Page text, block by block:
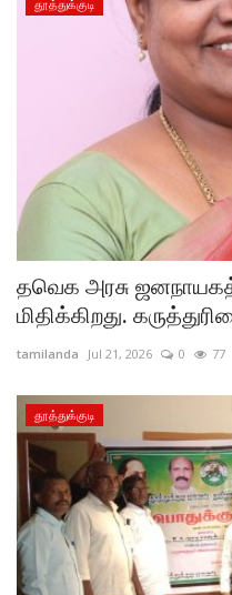
தூத்துக்குடி
தவெக அரசு
மிதிக்கிறது.
tamilanda Jul 21, 2026 0 77
தூத்துக்குடி